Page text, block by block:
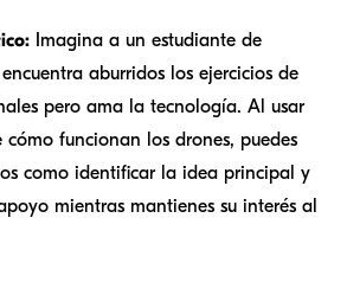
Imagina a un estudiante de
aburridos los ejercicios de
pero ama la tecnología. Al usar
cómo funcionan los drones, puedes
como identificar la idea principal y
mientras mantienes su interés al